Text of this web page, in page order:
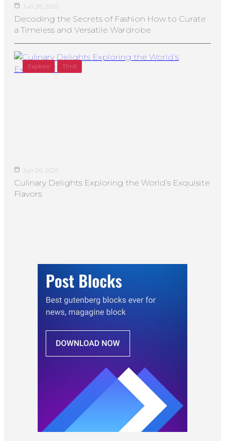
Jun 26, 2026
Decoding the Secrets of Fashion How to Curate
a Timeless and Versatile Wardrobe
Explore Thrill
Jun 26, 2026
Culinary Delights Exploring the World’s Exquisite
Flavors